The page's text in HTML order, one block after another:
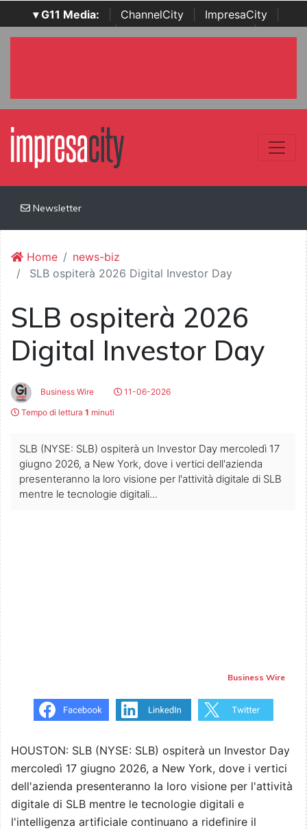
▾ G11 Media: ChannelCity ImpresaCity
SecurityOpenLab | Italian Channel Awards | Italian
Newsletter
Home
news-biz
SLB ospiterà 2026 Digital Investor Day
SLB ospiterà 2026
Digital Investor Day
Business Wire
11-06-2026
Tempo di lettura 1 minuti
SLB (NYSE: SLB) ospiterà un Investor Day mercoledì 17
giugno 2026, a New York, dove i vertici dell'azienda
presenteranno la loro visione per l'attività digitale di SLB
mentre le tecnologie digitali...
Business Wire
HOUSTON: SLB (NYSE: SLB) ospiterà un Investor Day
mercoledì 17 giugno 2026, a New York, dove i vertici
dell'azienda presenteranno la loro visione per l'attività
digitale di SLB mentre le tecnologie digitali e
l'intelligenza artificiale continuano a ridefinire il